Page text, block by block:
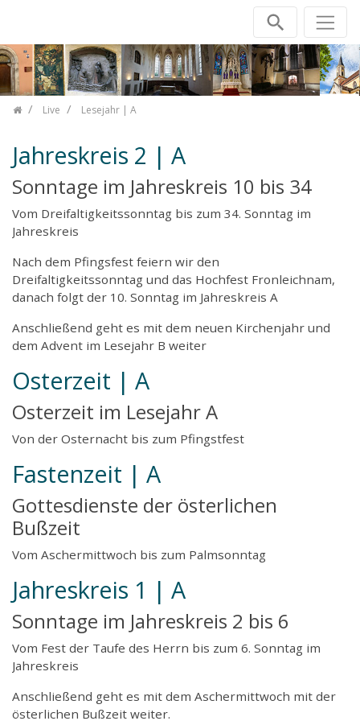
Zum Inhalt springen
Live Lesejahr | A
Jahreskreis 2 | A
Sonntage im Jahreskreis 10 bis 34
Vom Dreifaltigkeitssonntag bis zum 34. Sonntag im
Jahreskreis
Nach dem Pfingsfest feiern wir den
Dreifaltigkeitssonntag und das Hochfest Fronleichnam,
danach folgt der 10. Sonntag im Jahreskreis A
Anschließend geht es mit dem neuen Kirchenjahr und
dem Advent im Lesejahr B weiter
Osterzeit | A
Osterzeit im Lesejahr A
Von der Osternacht bis zum Pfingstfest
Fastenzeit | A
Gottesdienste der österlichen
Bußzeit
Vom Aschermittwoch bis zum Palmsonntag
Jahreskreis 1 | A
Sonntage im Jahreskreis 2 bis 6
Vom Fest der Taufe des Herrn bis zum 6. Sonntag im
Jahreskreis
Anschließend geht es mit dem Aschermittwoch mit der
österlichen Bußzeit weiter.